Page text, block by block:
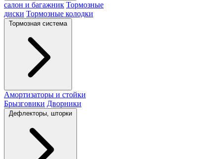
салон и багажник Тормозные
диски Тормозные колодки
Тормозная система
Амортизаторы и стойки
Брызговики Дворники
Дефлекторы, шторки